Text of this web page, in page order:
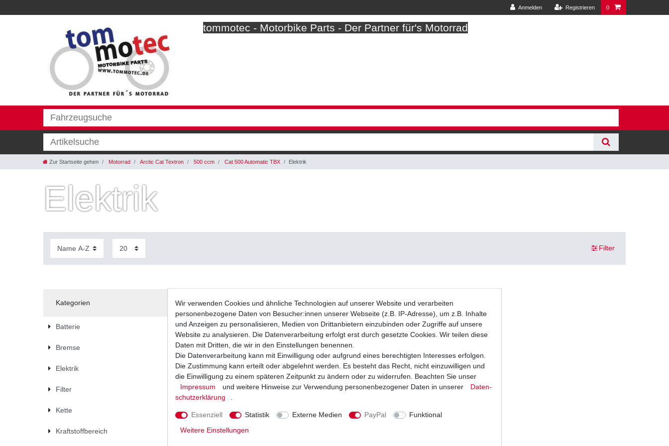
Anmelden Registrieren 0
tommotec - Motorbike Parts - Der Partner für's Motorrad
Zur Startseite gehen Motorrad Arctic Cat Textron 500 ccm Cat 500 Automatic TBX Elektrik
Elektrik
Filter
Kategorien
Batterie
Bremse
Elektrik
Filter
Kette
Kraftstoffbereich
Batterie aus dem Zubehör YB14A-A1 Auslaufartikel
Wir verwenden Cookies und ähnliche Technologien auf unserer Website und verarbeiten
personenbezogene Daten von Besucher:innen unserer Webseite (z.B. IP-Adresse), um z.B. Inhalte
und Anzeigen zu personalisieren, Medien von Drittanbietern einzubinden oder Zugriffe auf unsere
Website zu analysieren. Die Datenverarbeitung erfolgt erst durch gesetzte Cookies. Wir teilen diese
Daten mit Dritten, die wir in den Einstellungen benennen.
Die Datenverarbeitung kann mit Einwilligung oder aufgrund eines berechtigten Interesses erfolgen.
Die Zustimmung kann erteilt oder abgelehnt werden. Es besteht das Recht, nicht einzuwilligen und
die Einwilligung zu einem späteren Zeitpunkt zu ändern oder zu widerrufen. Beachten Sie unser
Impressum
und weitere Hinweise zur Verwendung personenbezogener Daten in unserer
Daten­
schutz­erklärung
Essenziell Statistik Externe Medien PayPal
Funktional
Weitere Einstellungen